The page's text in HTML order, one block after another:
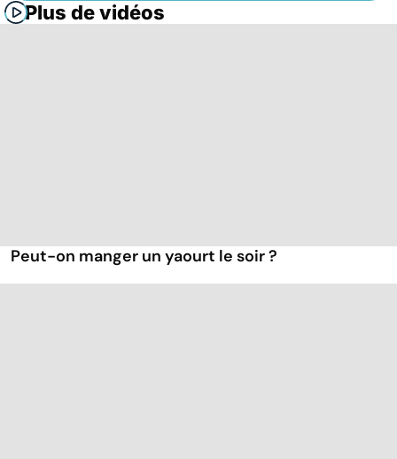
Plus de vidéos
Peut-on manger un yaourt le soir ?